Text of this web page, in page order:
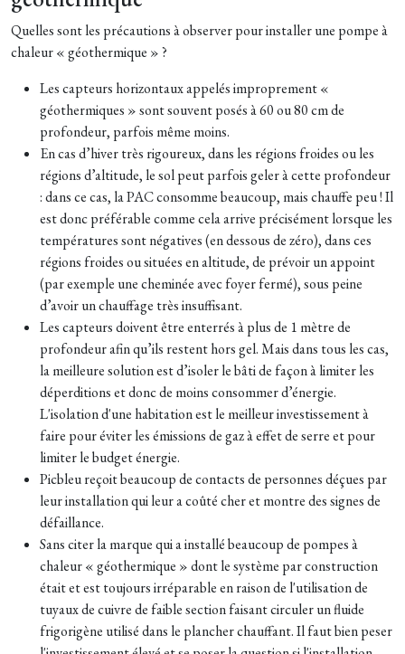
Quelles sont les précautions à observer pour installer une pompe à
chaleur « géothermique » ?
Les capteurs horizontaux appelés improprement «
géothermiques » sont souvent posés à 60 ou 80 cm de
profondeur, parfois même moins.
En cas d’hiver très rigoureux, dans les régions froides ou les
régions d’altitude, le sol peut parfois geler à cette profondeur
: dans ce cas, la PAC consomme beaucoup, mais chauffe peu ! Il
est donc préférable comme cela arrive précisément lorsque les
températures sont négatives (en dessous de zéro), dans ces
régions froides ou situées en altitude, de prévoir un appoint
(par exemple une cheminée avec foyer fermé), sous peine
d’avoir un chauffage très insuffisant.
Les capteurs doivent être enterrés à plus de 1 mètre de
profondeur afin qu’ils restent hors gel. Mais dans tous les cas,
la meilleure solution est d’isoler le bâti de façon à limiter les
déperditions et donc de moins consommer d’énergie.
L'isolation d'une habitation est le meilleur investissement à
faire pour éviter les émissions de gaz à effet de serre et pour
limiter le budget énergie.
Picbleu reçoit beaucoup de contacts de personnes déçues par
leur installation qui leur a coûté cher et montre des signes de
défaillance.
Sans citer la marque qui a installé beaucoup de pompes à
chaleur « géothermique » dont le système par construction
était et est toujours irréparable en raison de l'utilisation de
tuyaux de cuivre de faible section faisant circuler un fluide
frigorigène utilisé dans le plancher chauffant. Il faut bien peser